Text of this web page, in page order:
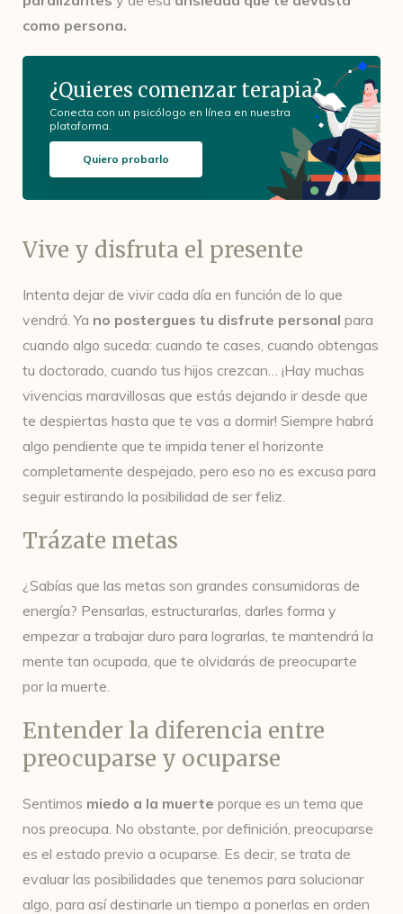
como persona.
¿Quieres comenzar terapia?
Conecta con un psicólogo en línea en nuestra
plataforma.
Quiero probarlo
Vive y disfruta el presente
Intenta dejar de vivir cada día en función de lo que
vendrá. Ya no postergues tu disfrute personal para
cuando algo suceda: cuando te cases, cuando obtengas
tu doctorado, cuando tus hijos crezcan… ¡Hay muchas
vivencias maravillosas que estás dejando ir desde que
te despiertas hasta que te vas a dormir! Siempre habrá
algo pendiente que te impida tener el horizonte
completamente despejado, pero eso no es excusa para
seguir estirando la posibilidad de ser feliz.
Trázate metas
¿Sabías que las metas son grandes consumidoras de
energía? Pensarlas, estructurarlas, darles forma y
empezar a trabajar duro para lograrlas, te mantendrá la
mente tan ocupada, que te olvidarás de preocuparte
por la muerte.
Entender la diferencia entre
preocuparse y ocuparse
Sentimos miedo a la muerte porque es un tema que
nos preocupa. No obstante, por definición, preocuparse
es el estado previo a ocuparse. Es decir, se trata de
evaluar las posibilidades que tenemos para solucionar
algo, para así destinarle un tiempo a ponerlas en orden